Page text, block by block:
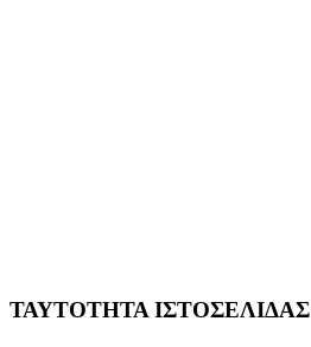
ΤΑΥΤΟΤΗΤΑ ΙΣΤΟΣΕΛΙΔΑΣ